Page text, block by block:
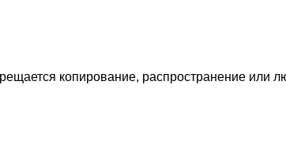
копирование, распространение или